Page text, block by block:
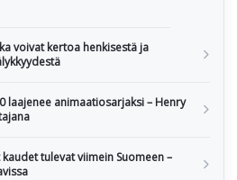
voivat kertoa henkisestä ja
laajenee animaatiosarjaksi – Henry
tulevat viimein Suomeen –